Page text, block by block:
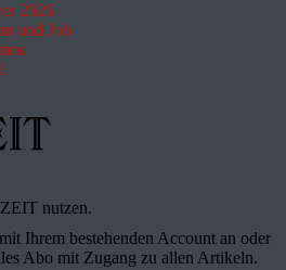
2026
und Job
nutzen.
Ihrem bestehenden Account an oder
Abo mit Zugang zu allen Artikeln.